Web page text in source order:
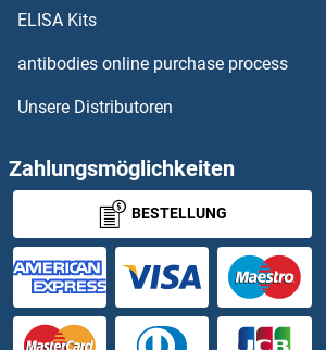
HOXD12 ELISA Kits
HP1BP3 ELISA Kits
HPCAL1 ELISA Kits
HPD ELISA Kits
HPDL ELISA Kits
HPGDS ELISA Kits
ELISA Kits
antibodies online purchase process
Unsere Distributoren
Zahlungsmöglichkeiten
BESTELLUNG